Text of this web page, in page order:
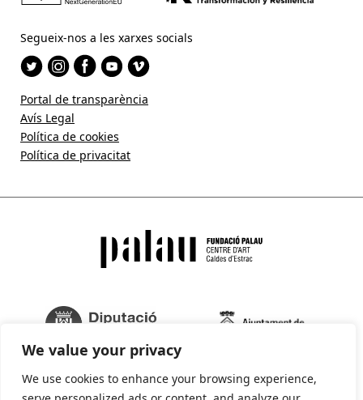
We value your privacy
We use cookies to enhance your browsing experience,
Segueix-nos a les xarxes socials
Portal de transparència
Avís Legal
Política de cookies
Política de privacitat